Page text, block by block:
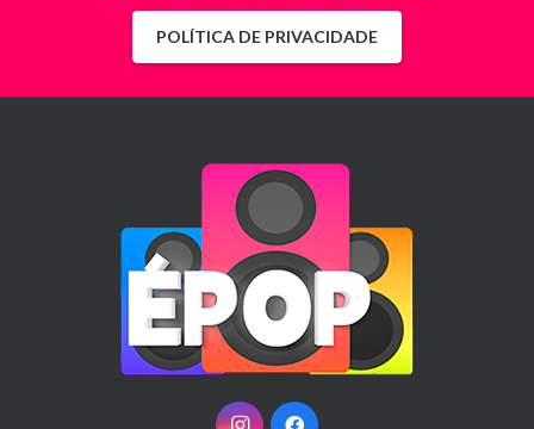
POLÍTICA DE PRIVACIDADE